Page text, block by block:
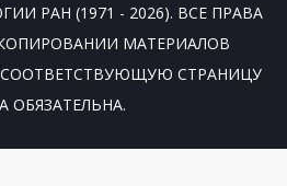
РАН (1971 - 2026). ВСЕ ПРАВА
МАТЕРИАЛОВ
СООТВЕТСТВУЮЩУЮ СТРАНИЦУ
ОБЯЗАТЕЛЬНА.